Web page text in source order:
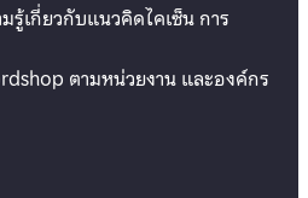
รู้เกี่ยวกับแนวคิดไคเซ็น การ
ตามหน่วยงาน และองค์กร